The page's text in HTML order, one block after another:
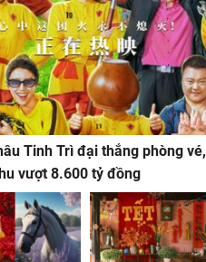
Tinh Trì đại thắng phòng vé,
vượt 8.600 tỷ đồng